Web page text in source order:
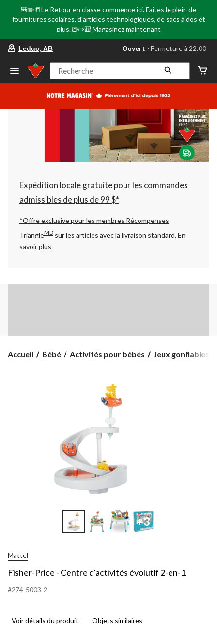
🎒✏️📒Le Retour en classe commence ici. Faites le plein de
fournitures scolaires, d'articles technologiques, de sacs à dos et
plus.📒✏️🎒 Magasinez maintenant
votre
préféré
Leduc,
AB,
courament
Fermeture
à
22:00
cliquer
pour
changer
Leduc, AB Ouvert ⋅ Fermeture à 22:00
Recherche
Expédition locale gratuite pour les commandes
admissibles de plus de 99 $*
*Offre exclusive pour les membres Récompenses
TriangleMD sur les articles avec la livraison standard.En
savoir plus
Accueil Bébé Activités pour bébés Jeux gonflables,
+3
Mattel
Fisher-Price - Centre d'activités évolutif 2-en-1
#274-5003-2
Voir détails du produit Objets similaires